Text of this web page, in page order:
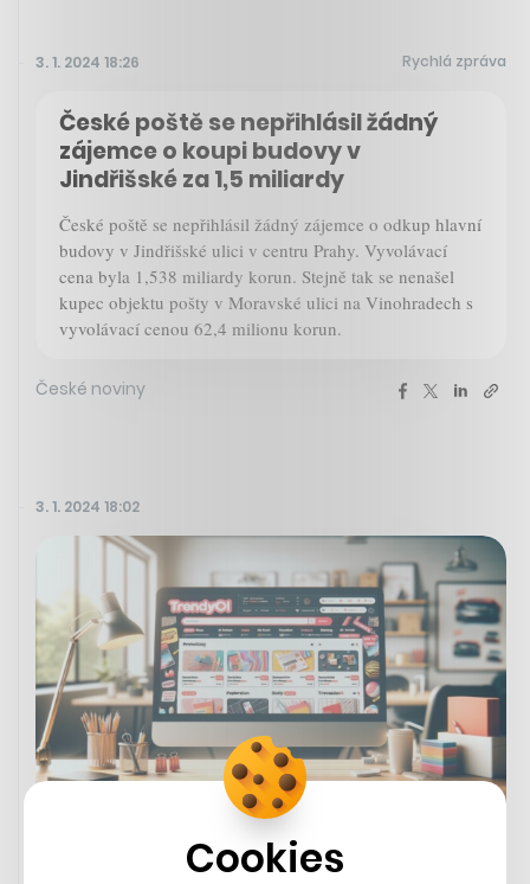
3. 1. 2024 18:26 Rychlá zpráva
České poště se nepřihlásil žádný
zájemce o koupi budovy v
Jindřišské za 1,5 miliardy
České poště se nepřihlásil žádný zájemce o odkup hlavní
budovy v Jindřišské ulici v centru Prahy. Vyvolávací
cena byla 1,538 miliardy korun. Stejně tak se nenašel
kupec objektu pošty v Moravské ulici na Vinohradech s
vyvolávací cenou 62,4 milionu korun.
České noviny
3. 1. 2024 18:02
Obří turecké internetové tržiště
Cookies